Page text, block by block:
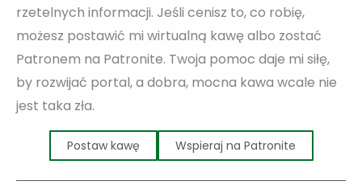
rzetelnych informacji. Jeśli cenisz to, co robię,
możesz postawić mi wirtualną kawę albo zostać
Patronem na Patronite. Twoja pomoc daje mi siłę,
by rozwijać portal, a dobra, mocna kawa wcale nie
jest taka zła.
Postaw kawę Wspieraj na Patronite